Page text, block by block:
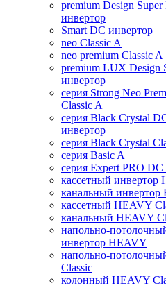
premium Design Super
инвертор
Smart DC инвертор
neo Classic A
neo premium Classic A
premium LUX Design
инвертор
серия Strong Neo
Classic A
серия Black Crystal
инвертор
серия Black Crystal
серия Basic A
серия Expert PRO DC
кассетный инвертор
канальный инвертор
кассетный HEAVY
канальный HEAVY
напольно-
инвертор HEAVY
напольно-
Classic
колонный HEAVY